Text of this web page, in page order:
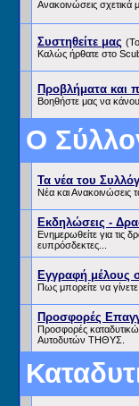
Ανακοινώσεις σχετικά
Συστηθείτε μας
Καλώς ήρθατε στο
Προβλήματα και
Βοηθήστε μας να
Ο
Τα νέα του
Νέα και Ανακοινώσεις
Εκδηλώσεις -
Ενημερωθείτε για τις
ευπρόσδεκτες...
Εγγραφή μέλους
Πως μπορείτε να
Προσφορές
Προσφορές
Αυτοδυτών ΤΗΘΥΣ.